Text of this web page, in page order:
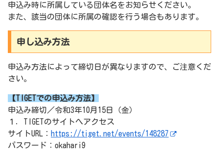
申込み時に所属している団体名をお知らせください。
また、該当の団体に所属の確認を行う場合もあります。
申し込み方法
申込み方法によって締切日が異なりますので、ご注意くだ
さい。
【TIGETでの申込み方法】
申込み締切／令和3年10月15日（金）
１．TIGETのサイトへアクセス
サイトURL： https://tiget.net/events/148287
パスワード：okahari9